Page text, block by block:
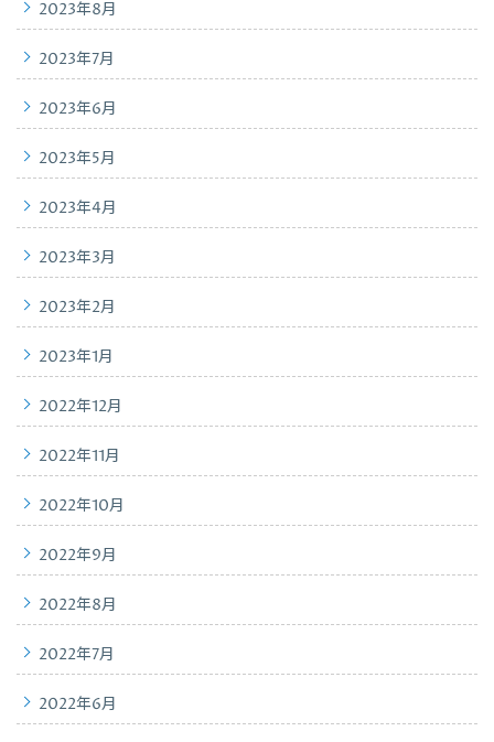
2023年8月
2023年7月
2023年6月
2023年5月
2023年4月
2023年3月
2023年2月
2023年1月
2022年12月
2022年11月
2022年10月
2022年9月
2022年8月
2022年7月
2022年6月